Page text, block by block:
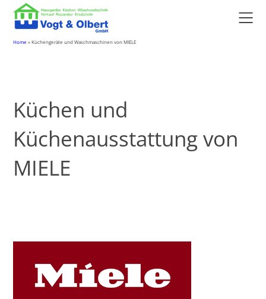
Home »Küchengeräte und Waschmaschinen von MIELE
Küchen und
Küchenausstattung von
MIELE